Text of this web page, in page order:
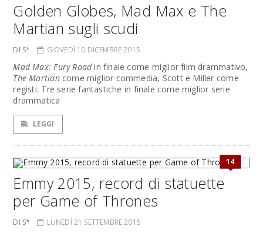
Golden Globes, Mad Max e The
Martian sugli scudi
DI S* GIOVEDÌ 10 DICEMBRE 2015
Mad Max: Fury Roadin finale come miglior film drammativo,
The Martiancome miglior commedia, Scott e Miller come
registi. Tre serie fantastiche in finale come miglior serie
drammatica
LEGGI
14
Emmy 2015, record di statuette
per Game of Thrones
DI S* LUNEDÌ 21 SETTEMBRE 2015